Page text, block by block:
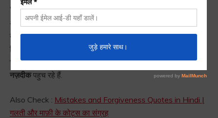
Worry Quotes in Hindi : चिंताएकशूलसमान हैं जोपल पलआपके
अंदर चुभती रहती हैं. इसचुभनसे अगर
करना छोड़ दीजिये. येकहावततो आपने सुनी ही होगीचिंताऔरचितामें
सिर्फ एक
होता हैं यदि आपबहुत अधिक चिंता
भी विषय को लेकर तो वो भीचिताके हीसमानहैं और पल पल आपचिता
नज़दीकपहुच रहे हैं.
Also Check : Mistakes and Forgiveness Quotes in Hindi |
गलती और माफ़ी के कोट्स का संग्रह